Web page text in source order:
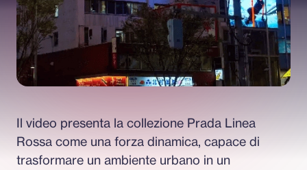
Il video presenta la collezione Prada Linea
Rossa come una forza dinamica, capace di
trasformare un ambiente urbano in un